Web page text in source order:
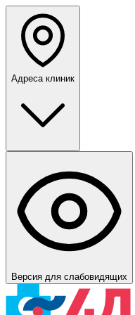
Адреса клиник
Версия для слабовидящих